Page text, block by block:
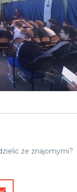
ze znajomymi?